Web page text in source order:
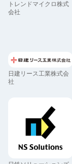
トレンドマイクロ株式
会社
日建リース工業株式会
社